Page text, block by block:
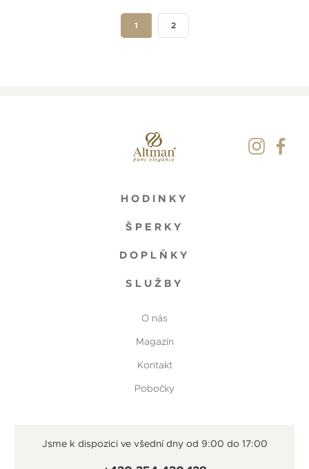
1 2
HODINKY
ŠPERKY
DOPLŇKY
SLUŽBY
O nás
Magazín
Kontakt
Pobočky
Jsme k dispozici ve všední dny od 9:00 do 17:00